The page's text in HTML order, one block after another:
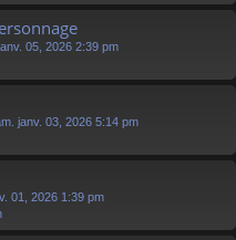
05, 2026 2:39 pm
janv. 03, 2026 5:14 pm
01, 2026 1:39 pm